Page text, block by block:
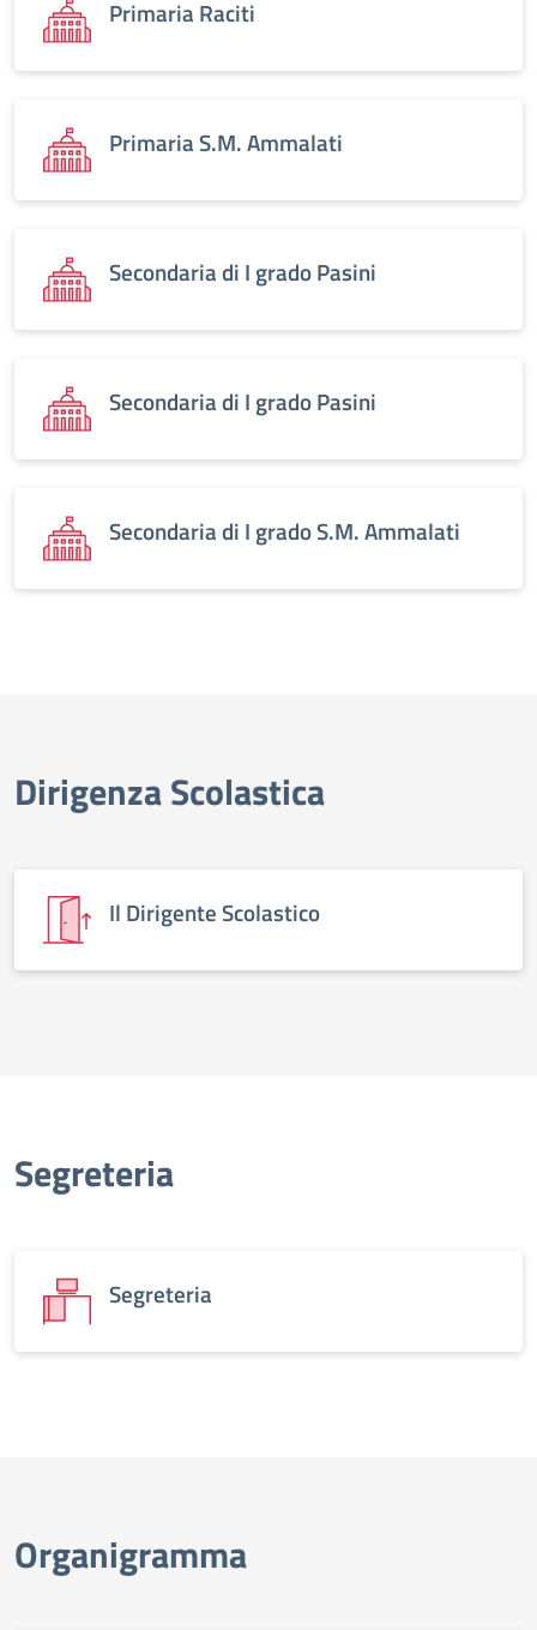
Primaria Raciti
Primaria S.M. Ammalati
Secondaria di I grado Pasini
Secondaria di I grado Pasini
Secondaria di I grado S.M. Ammalati
Dirigenza Scolastica
Il Dirigente Scolastico
Segreteria
Segreteria
Organigramma